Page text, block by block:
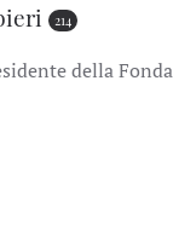
214
della